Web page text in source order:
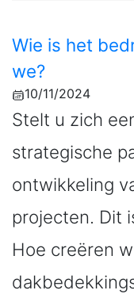
Wie is het
we?
10/11/2024
Stelt u zich
strategische
ontwikkeling
projecten. Dit
Hoe creëren